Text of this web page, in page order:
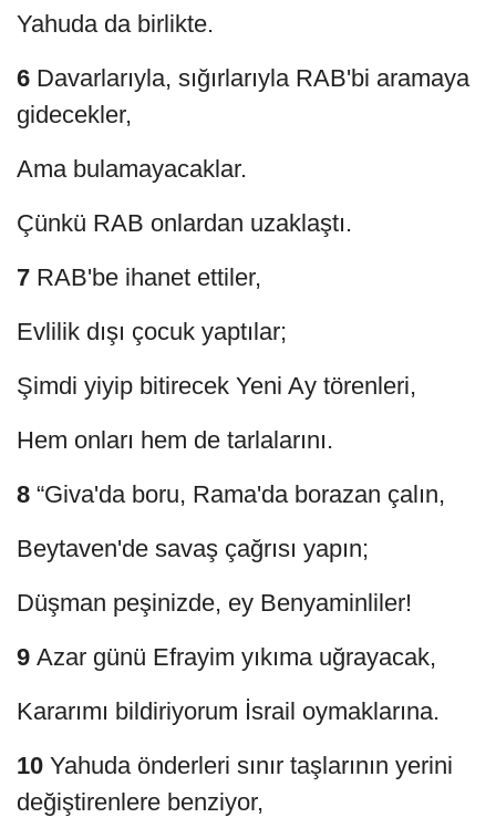
Yahuda da birlikte.
6 Davarlarıyla, sığırlarıyla RAB'bi aramaya
gidecekler,
Ama bulamayacaklar.
Çünkü RAB onlardan uzaklaştı.
7 RAB'be ihanet ettiler,
Evlilik dışı çocuk yaptılar;
Şimdi yiyip bitirecek Yeni Ay törenleri,
Hem onları hem de tarlalarını.
8 “Giva'da boru, Rama'da borazan çalın,
Beytaven'de savaş çağrısı yapın;
Düşman peşinizde, ey Benyaminliler!
9 Azar günü Efrayim yıkıma uğrayacak,
Kararımı bildiriyorum İsrail oymaklarına.
10 Yahuda önderleri sınır taşlarının yerini
değiştirenlere benziyor,